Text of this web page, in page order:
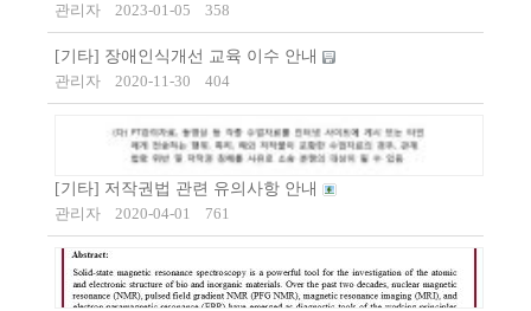
관리자
2023-01-05 358
[기타] 장애인식개선 교육 이수 안내
관리자
2020-11-30 404
[기타] 저작권법 관련 유의사항 안내
관리자
2020-04-01 761